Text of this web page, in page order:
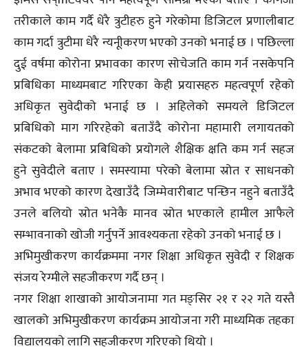
तरीकाले काम गर्दै धेरै त्रुटीहरु हुने गरेकोमा डिजिटल प्रणालीबाट
काम गर्दा त्रुटीमा धेरै न्यनूीकरण भएको उनको भनाई छ । पछिल्ला
दुई वर्षमा कोरोना प्रभावका कारण सोचेजति काम गर्न नसकेपनि
प्रबिधिका माध्यमबाट गरिएका केही प्रयासहरु महत्वपूर्ण रहेको
अधिकृत सुवेदीको भनाई छ । अहिलेको समयले डिजिटल
प्रबिधिको माग गरिरहेको बताउँदै कोरोना महामारी लगायतको
संकटको बेलामा प्रबिधिको प्रयोगले शैक्षिक क्षति कम गर्न सहज
हुने सुवेदीले बताए । समस्यामा परेको बेलामा स्रोत र साधनको
अभाव भएको कारण देखाउँदै जिम्मेवारीबाट पन्छिन नहुने बताउँदै
उनले बलियो स्रोत भनेकै मानव स्रोत भएकाले हामील आफैले
सम्भावनाको खोजी गर्नुपर्ने आवश्यकता रहेको उनको भनाई छ ।
अभिमुखीकरण कार्यक्रममा नगर शिक्षा अधिकृत सुवेदी र शिक्षक
संजय रेग्मीले सहजीकरण गर्दै छन् ।
नगर शिक्षा शाखाको आयोजनामा गत मङ्सिर २१ र २२ गते यस्तै
खालको अभिमुखीकरण कार्यक्रम आयोजना गरी माध्यमिक तहका
विद्यालयको लागि सहजीकरण गरिएको थियो ।